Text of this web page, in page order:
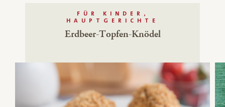
FÜR KINDER,
HAUPTGERICHTE
Erdbeer-Topfen-Knödel